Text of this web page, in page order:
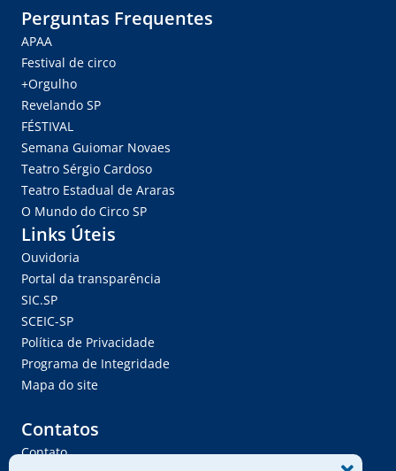
Perguntas Frequentes
APAA
Festival de circo
+Orgulho
Revelando SP
FÉSTIVAL
Semana Guiomar Novaes
Teatro Sérgio Cardoso
Teatro Estadual de Araras
O Mundo do Circo SP
Links Úteis
Ouvidoria
Portal da transparência
SIC.SP
SCEIC-SP
Política de Privacidade
Programa de Integridade
Mapa do site
Contatos
Contato